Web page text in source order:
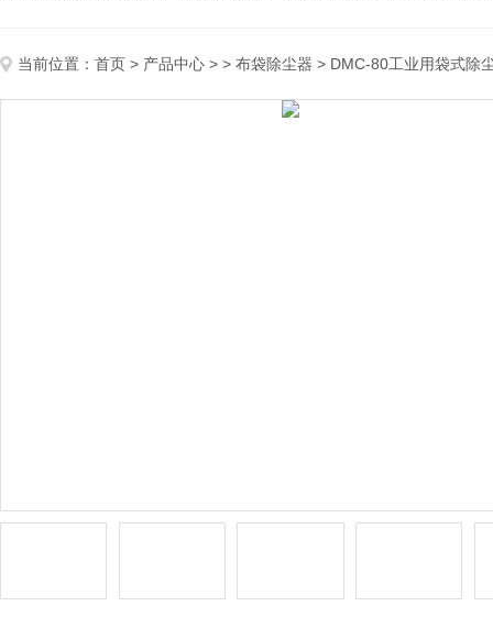
当前位置： 首页 > 产品中心 > > 布袋除尘器 > DMC-80工业用袋式除